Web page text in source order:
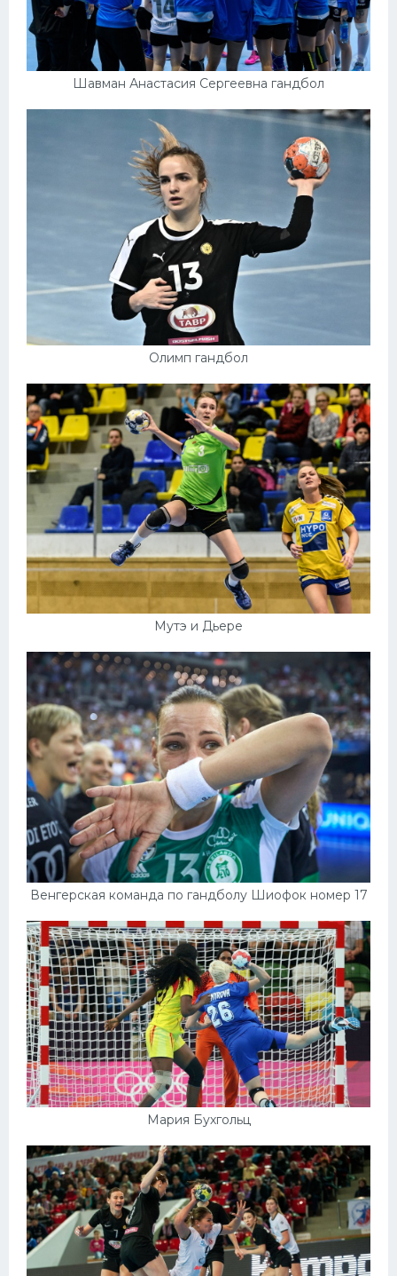
Шавман Анастасия Сергеевна гандбол
Олимп гандбол
Мутэ и Дьере
Венгерская команда по гандболу Шиофок номер 17
Мария Бухгольц